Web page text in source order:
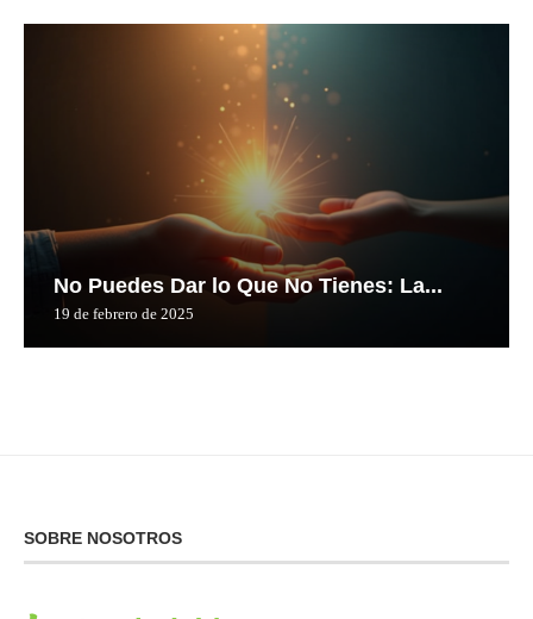
No Puedes Dar lo Que No Tienes: La...
19 de febrero de 2025
SOBRE NOSOTROS